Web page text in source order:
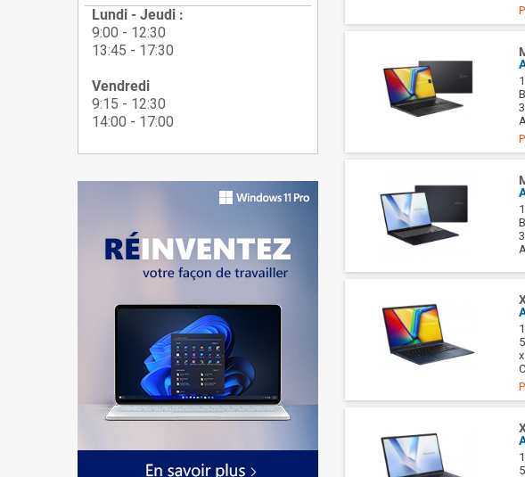
Lundi - Jeudi :
9:00 - 12:30
13:45 - 17:30
Vendredi
9:15 - 12:30
14:00 - 17:00